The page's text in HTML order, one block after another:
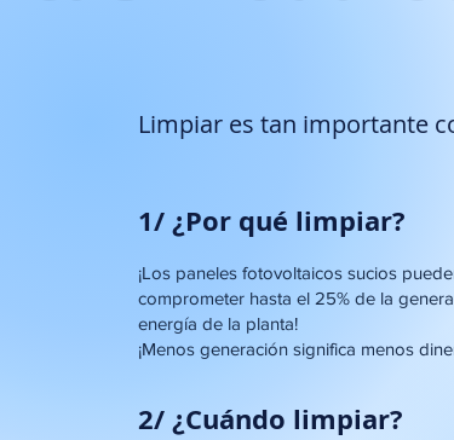
Limpiar es tan importante
1/ ¿Por qué limpiar?
¡Los paneles fotovoltaicos sucios
comprometer hasta el 25% de la
energía de la planta!
¡Menos generación significa menos
2/ ¿Cuándo limpiar?